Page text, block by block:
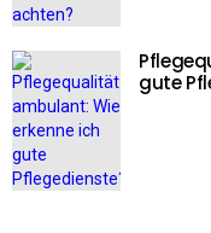
gute